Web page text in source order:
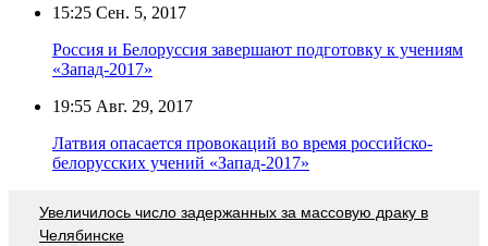
15:25 Сен. 5, 2017
Россия и Белоруссия завершают подготовку к учениям
«Запад-2017»
19:55 Авг. 29, 2017
Латвия опасается провокаций во время российско-
белорусских учений «Запад-2017»
Увеличилось число задержанных за массовую драку в
Челябинске